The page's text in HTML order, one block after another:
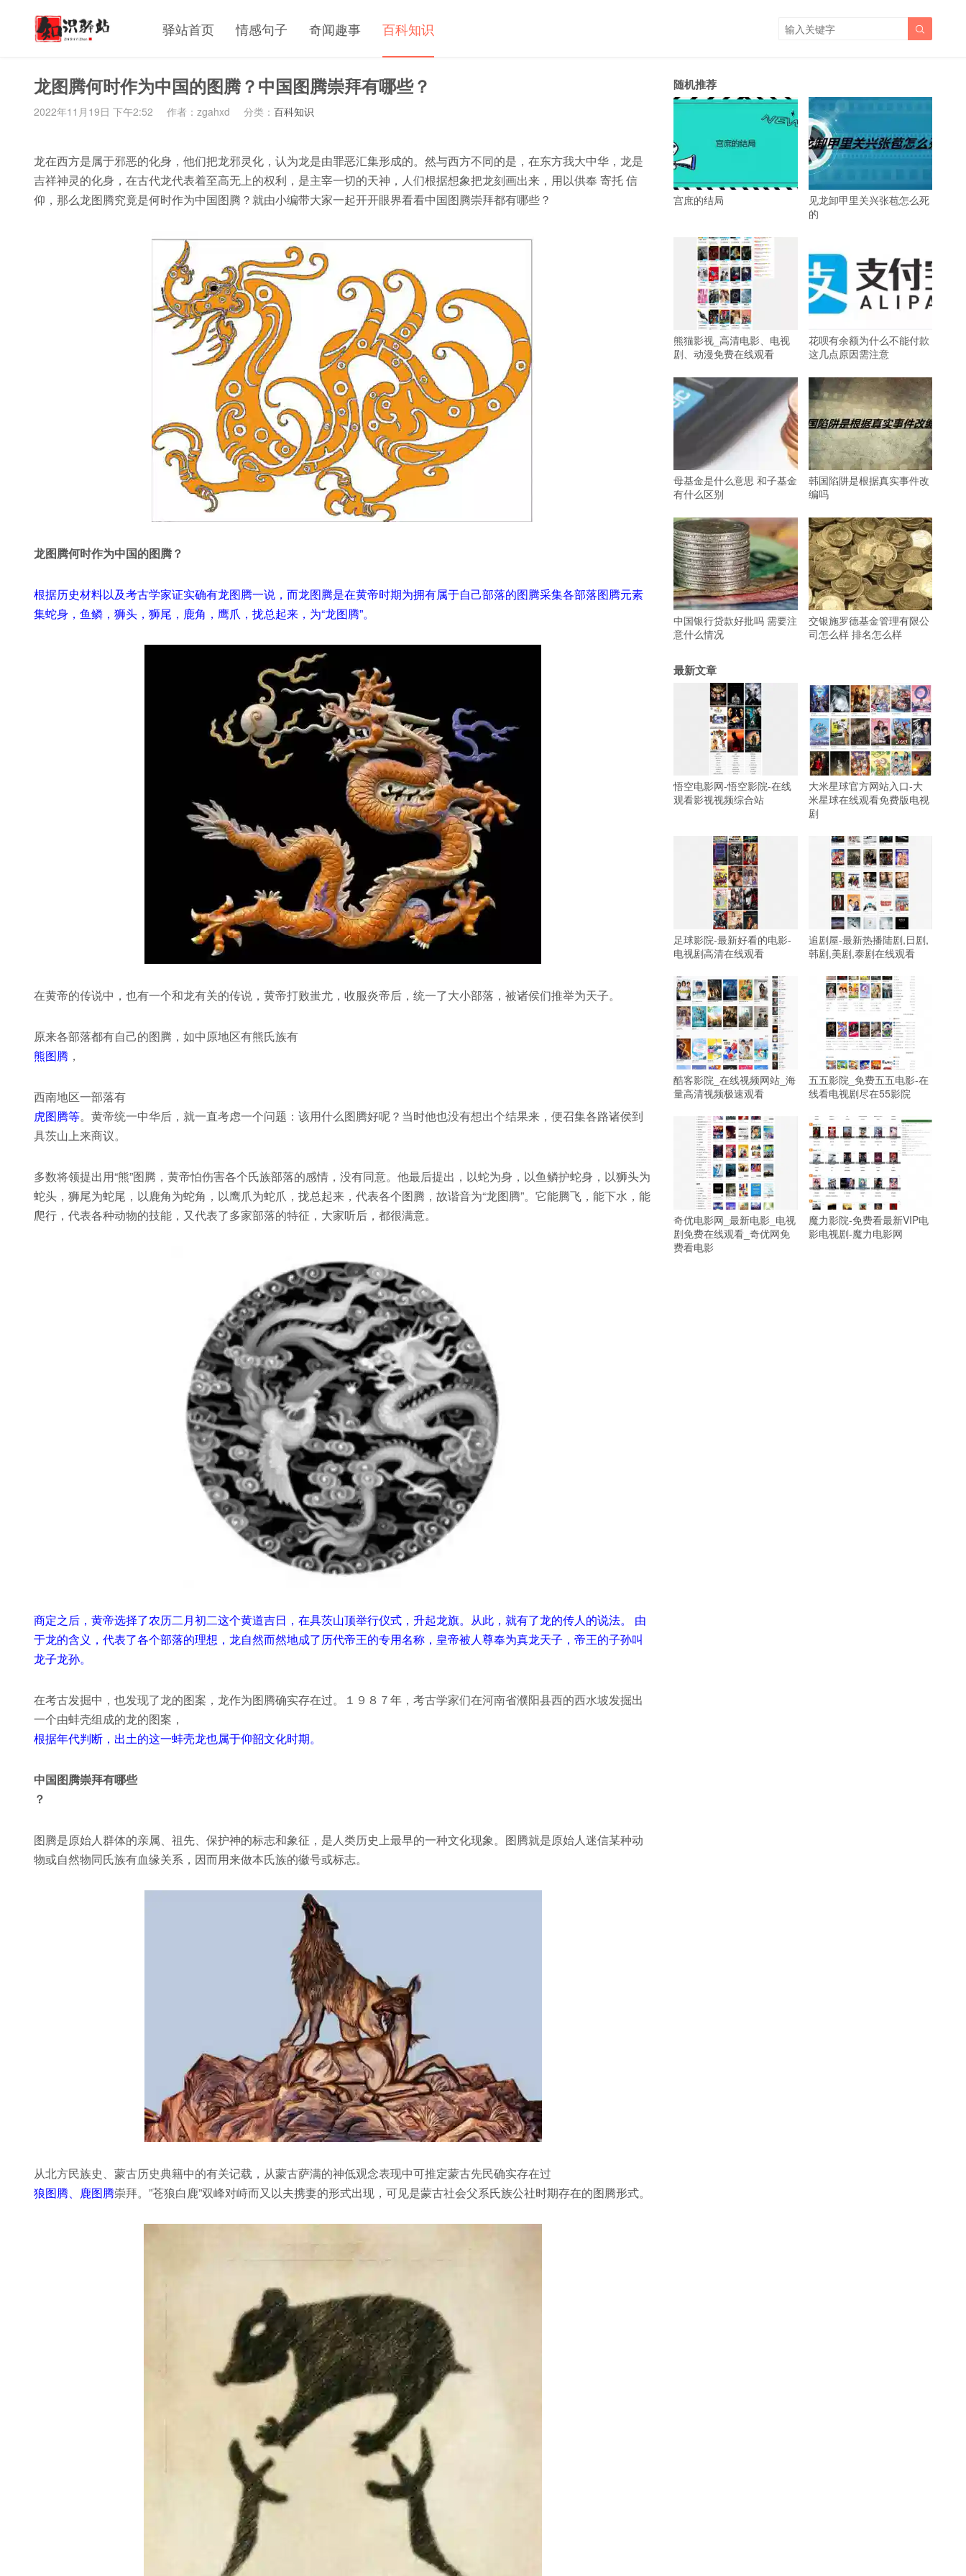
驿站首页 情感句子 奇闻趣事 百科知识 
龙图腾何时作为中国的图腾？中国图腾崇拜有哪些？
2022年11月19日 下午2:52 作者：zgahxd 分类： 百科知识
龙在西方是属于邪恶的化身，他们把龙邪灵化，认为龙是由罪恶汇集形成的。然与西方不同的是，在东方我大中华，龙是
吉祥神灵的化身，在古代龙代表着至高无上的权利，是主宰一切的天神，人们根据想象把龙刻画出来，用以供奉 寄托 信
仰，那么龙图腾究竟是何时作为中国图腾？就由小编带大家一起开开眼界看看中国图腾崇拜都有哪些？
龙图腾何时作为中国的图腾？
根据历史材料以及考古学家证实确有龙图腾一说，而龙图腾是在黄帝时期为拥有属于自己部落的图腾采集各部落图腾元素
集蛇身，鱼鳞，狮头，狮尾，鹿角，鹰爪，拢总起来，为“龙图腾”。
在黄帝的传说中，也有一个和龙有关的传说，黄帝打败蚩尤，收服炎帝后，统一了大小部落，被诸侯们推举为天子。
原来各部落都有自己的图腾，如中原地区有熊氏族有
熊图腾 ，
西南地区一部落有
虎图腾等。黄帝统一中华后，就一直考虑一个问题：该用什么图腾好呢？当时他也没有想出个结果来，便召集各路诸侯到
具茨山上来商议。
多数将领提出用“熊”图腾，黄帝怕伤害各个氏族部落的感情，没有同意。他最后提出，以蛇为身，以鱼鳞护蛇身，以狮头为
蛇头，狮尾为蛇尾，以鹿角为蛇角，以鹰爪为蛇爪，拢总起来，代表各个图腾，故谐音为“龙图腾”。它能腾飞，能下水，能
爬行，代表各种动物的技能，又代表了多家部落的特征，大家听后，都很满意。
商定之后，黄帝选择了农历二月初二这个黄道吉日，在具茨山顶举行仪式，升起龙旗。从此，就有了龙的传人的说法。 由
于龙的含义，代表了各个部落的理想，龙自然而然地成了历代帝王的专用名称，皇帝被人尊奉为真龙天子，帝王的子孙叫
龙子龙孙。
在考古发掘中，也发现了龙的图案，龙作为图腾确实存在过。１９８７年，考古学家们在河南省濮阳县西的西水坡发掘出
一个由蚌壳组成的龙的图案，
根据年代判断，出土的这一蚌壳龙也属于仰韶文化时期。
中国图腾崇拜有哪些
？
图腾是原始人群体的亲属、祖先、保护神的标志和象征，是人类历史上最早的一种文化现象。图腾就是原始人迷信某种动
物或自然物同氏族有血缘关系，因而用来做本氏族的徽号或标志。
从北方民族史、蒙古历史典籍中的有关记载，从蒙古萨满的神低观念表现中可推定蒙古先民确实存在过
狼图腾、鹿图腾崇拜。”苍狼白鹿”双峰对峙而又以夫携妻的形式出现，可见是蒙古社会父系氏族公社时期存在的图腾形式。
随机推荐
宫庶的结局
见龙卸甲里关兴张苞怎么死
的
熊猫影视_高清电影、电视
剧、动漫免费在线观看
花呗有余额为什么不能付款
这几点原因需注意
母基金是什么意思 和子基金
有什么区别
韩国陷阱是根据真实事件改
编吗
中国银行贷款好批吗 需要注
意什么情况
交银施罗德基金管理有限公
司怎么样 排名怎么样
最新文章
悟空电影网-悟空影院-在线
观看影视视频综合站
大米星球官方网站入口-大
米星球在线观看免费版电视
剧
足球影院-最新好看的电影-
电视剧高清在线观看
追剧屋-最新热播陆剧,日剧,
韩剧,美剧,泰剧在线观看
酷客影院_在线视频网站_海
量高清视频极速观看
五五影院_免费五五电影-在
线看电视剧尽在55影院
奇优电影网_最新电影_电视
剧免费在线观看_奇优网免
费看电影
魔力影院-免费看最新VIP电
影电视剧-魔力电影网